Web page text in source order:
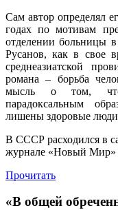
Сам автор определял
годах по мотивам
отделении больницы
Русанов, как в свое
среднеазиатской
романа – борьба
мысль о том, что
парадоксальным
лишены здоровые
В СССР расходился в
журнале «Новый Мир»
Прочитать
«В общей